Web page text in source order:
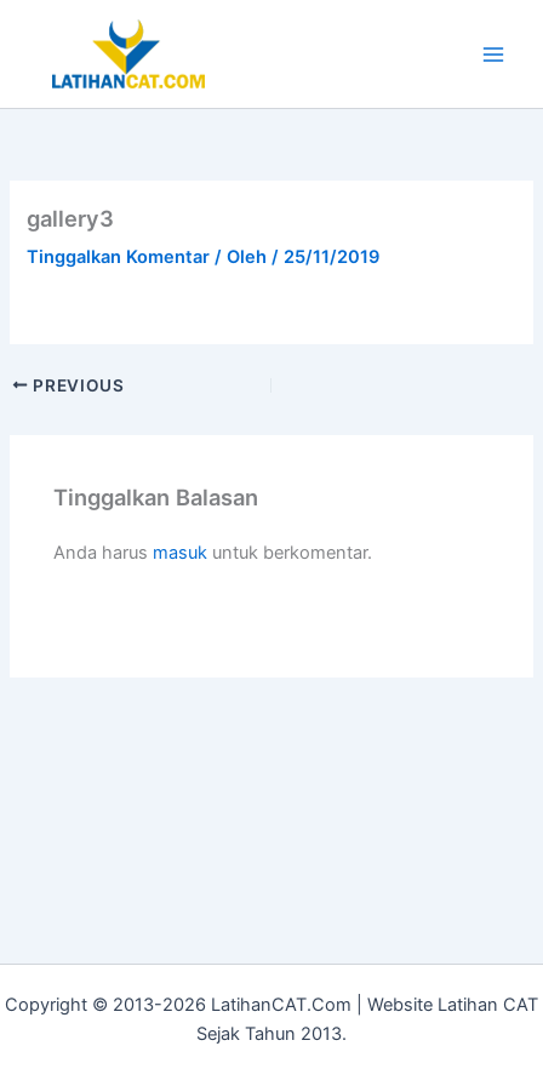
konten
gallery3
Tinggalkan Komentar / Oleh/ 25/11/2019
PREVIOUS
Tinggalkan Balasan
Anda harus masuk untuk berkomentar.
Copyright © 2013-2026 LatihanCAT.Com | Website Latihan CAT
Sejak Tahun 2013.